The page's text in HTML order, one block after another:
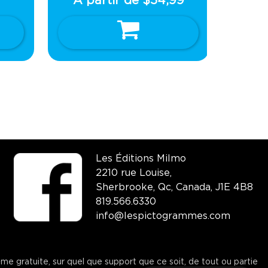
Choix des options
produit
être
Les Éditions Milmo
2210 rue Louise,
Sherbrooke, Qc, Canada, J1E 4B8
819.566.6330
info@lespictogrammes.com
gratuite, sur quel que support que ce soit, de tout ou partie